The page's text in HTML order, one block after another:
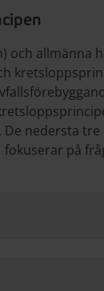
och allmänna
nedersta tre
på